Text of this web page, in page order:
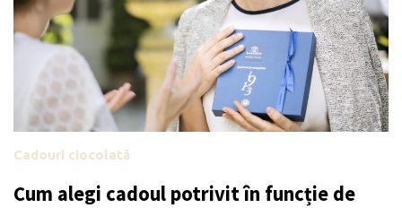
Cadouri ciocolată
Cum alegi cadoul potrivit în funcție de